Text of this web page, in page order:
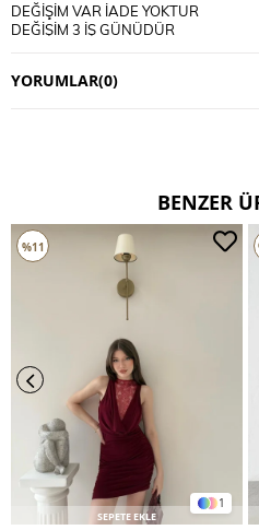
DEĞİŞİM VAR İADE YOKTUR
DEĞİŞİM 3 İŞ GÜNÜDÜR
KULLANIM TALİMATI
YORUMLAR(0)
BENZER
1
SEPETE EKLE
%11